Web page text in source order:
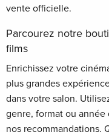
vente officielle.
Parcourez notre
films
Enrichissez votre
plus grandes
dans votre salon.
genre, format ou année
nos recommandations.